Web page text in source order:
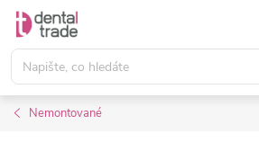
Přejít
obsah
Nemontované